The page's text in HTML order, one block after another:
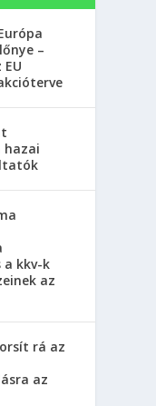
–
hazai
kkv-k
az
rá az
az